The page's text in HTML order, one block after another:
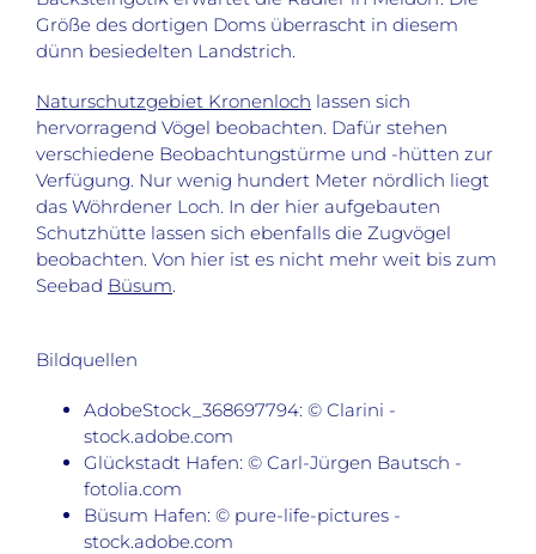
Größe des dortigen Doms überrascht in diesem
dünn besiedelten Landstrich.
Naturschutzgebiet Kronenloch lassen sich
hervorragend Vögel beobachten. Dafür stehen
verschiedene Beobachtungstürme und -hütten zur
Verfügung. Nur wenig hundert Meter nördlich liegt
das Wöhrdener Loch. In der hier aufgebauten
Schutzhütte lassen sich ebenfalls die Zugvögel
beobachten. Von hier ist es nicht mehr weit bis zum
Seebad Büsum.
Bildquellen
AdobeStock_368697794: © Clarini -
stock.adobe.com
Glückstadt Hafen: © Carl-Jürgen Bautsch -
fotolia.com
Büsum Hafen: © pure-life-pictures -
stock.adobe.com